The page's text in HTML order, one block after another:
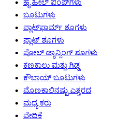
ಹೈ ಹೀಲ್ ಪಂಪ್‌ಗಳು
ಬೂಟುಗಳು
ಪ್ಲಾಟ್‌ಫಾರ್ಮ್ ಶೂಗಳು
ಫ್ಲಾಟ್ ಶೂಗಳು
ಪೋಲ್ ಡ್ಯಾನ್ಸಿಂಗ್ ಶೂಗಳು
ಕಣಕಾಲು ಮತ್ತು ಗಿಡ್ಡ
ಕೌಬಾಯ್ ಬೂಟುಗಳು
ಮೊಣಕಾಲಿನಷ್ಟು ಎತ್ತರದ
ಮಧ್ಯ ಕರು
ವೇದಿಕೆ